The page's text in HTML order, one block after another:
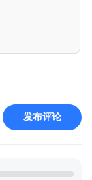
发布评论